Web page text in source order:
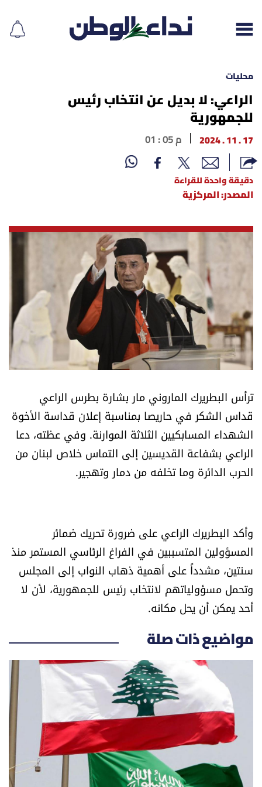
إقرأ الجريدة
لبنان
الغلاف
محليات
أسرار
متفرقات
نداء القرّاء
خاص الموقع
كتّابنا
تحت المجهر
آراء
العالم
الصحافة الإسرائيلية
ثقافة وفنون
فصل من كتاب
اقرأ تضحك
كاميرا
سجالات
صحّة وصحن
محليات
الراعي: لا بديل عن انتخاب رئيس
للجمهورية
17 . 11 . 2024 01 : 05 م
دقيقة واحدة للقراءة
المصدر: المركزية
ترأس البطريرك الماروني مار بشارة بطرس الراعي
قداس الشكر في حاريصا بمناسبة إعلان قداسة الأخوة
الشهداء المسابكيين الثلاثة الموارنة. وفي عظته، دعا
الراعي بشفاعة القديسين إلى التماس خلاص لبنان من
الحرب الدائرة وما تخلفه من دمار وتهجير.
وأكد البطريرك الراعي على ضرورة تحريك ضمائر
المسؤولين المتسببين في الفراغ الرئاسي المستمر منذ
سنتين، مشدداً على أهمية ذهاب النواب إلى المجلس
وتحمل مسؤولياتهم لانتخاب رئيس للجمهورية، لأن لا
أحد يمكن أن يحل مكانه.
مواضيع ذات صلة